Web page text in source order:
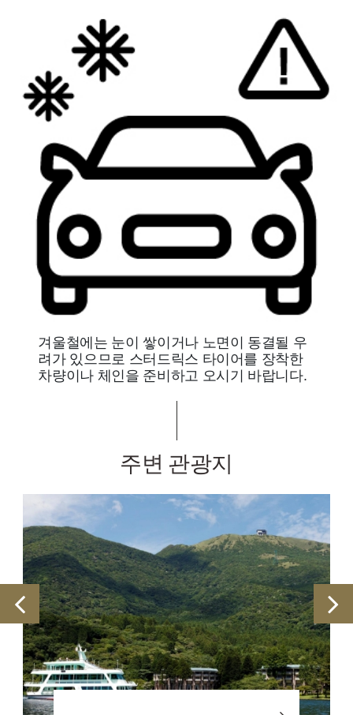
겨울철에는 눈이 쌓이거나 노면이 동결될 우
려가 있으므로 스터드릭스 타이어를 장착한
차량이나 체인을 준비하고 오시기 바랍니다.
주변 관광지